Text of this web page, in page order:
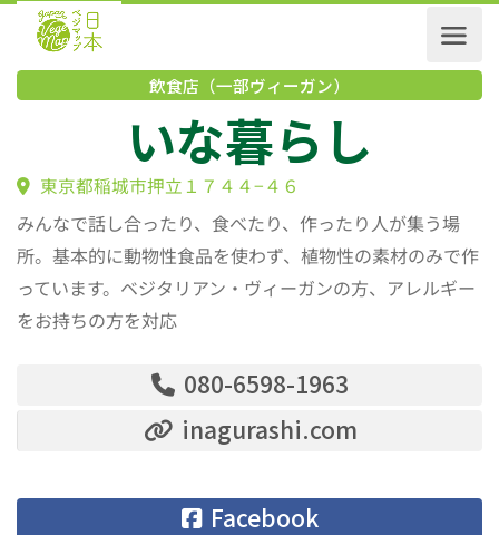
飲食店（一部ヴィーガン）
いな暮らし
東京都稲城市押立１７４４−４６
みんなで話し合ったり、食べたり、作ったり人が集う場
所。基本的に動物性食品を使わず、植物性の素材のみで作
っています。ベジタリアン・ヴィーガンの方、アレルギー
をお持ちの方を対応
080-6598-1963
inagurashi.com
Facebook